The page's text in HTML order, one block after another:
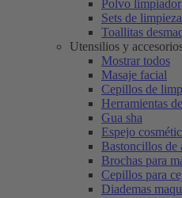
Polvo limpiador
Sets de
Toallitas
Utensilios y
Mostrar todos
Masaje facial
Cepillos de
Herramientas
Gua sha
Espejo
Bastoncillos de
Brochas para
Cepillos para
Diademas